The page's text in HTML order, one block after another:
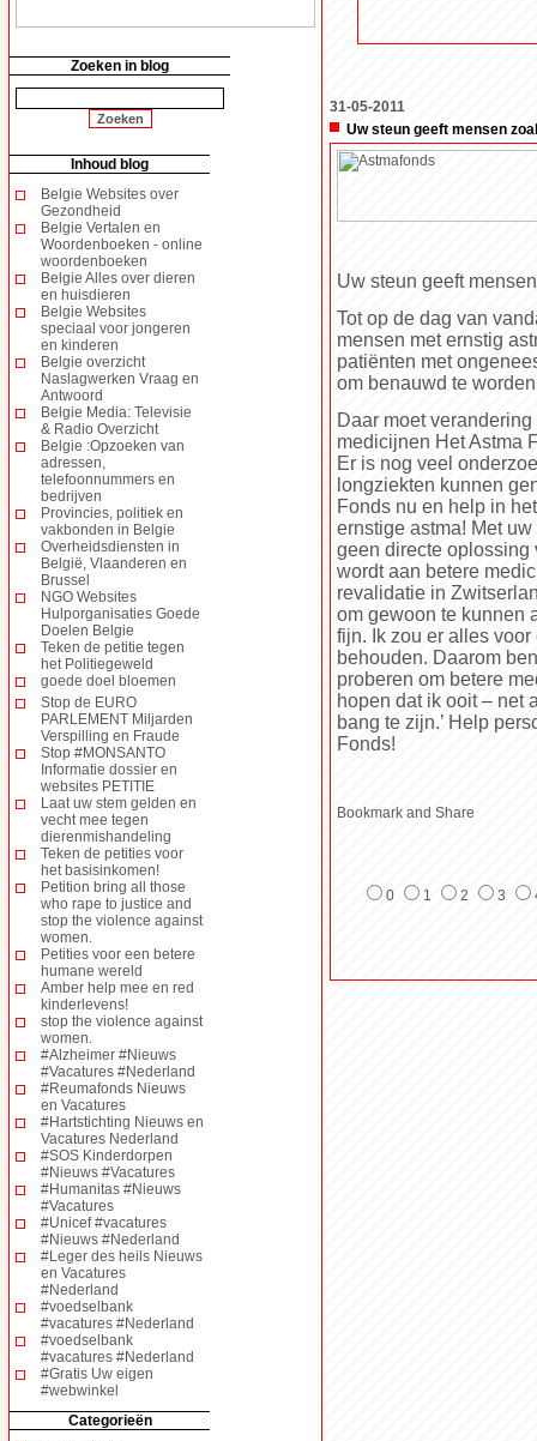
Zoeken in blog
Inhoud blog
Belgie Websites over
Gezondheid
Belgie Vertalen en
Woordenboeken - online
woordenboeken
Belgie Alles over dieren
en huisdieren
Belgie Websites
speciaal voor jongeren
en kinderen
Belgie overzicht
Naslagwerken Vraag en
Antwoord
Belgie Media: Televisie
& Radio Overzicht
Belgie :Opzoeken van
adressen,
telefoonnummers en
bedrijven
Provincies, politiek en
vakbonden in Belgie
Overheidsdiensten in
België, Vlaanderen en
Brussel
NGO Websites
Hulporganisaties Goede
Doelen Belgie
Teken de petitie tegen
het Politiegeweld
goede doel bloemen
Stop de EURO
PARLEMENT Miljarden
Verspilling en Fraude
Stop #MONSANTO
Informatie dossier en
websites PETITIE
Laat uw stem gelden en
vecht mee tegen
dierenmishandeling
Teken de petities voor
het basisinkomen!
Petition bring all those
who rape to justice and
stop the violence against
women.
Petities voor een betere
humane wereld
Amber help mee en red
kinderlevens!
stop the violence against
women.
#Alzheimer #Nieuws
#Vacatures #Nederland
#Reumafonds Nieuws
en Vacatures
#Hartstichting Nieuws en
Vacatures Nederland
#SOS Kinderdorpen
#Nieuws #Vacatures
#Humanitas #Nieuws
#Vacatures
#Unicef #vacatures
#Nieuws #Nederland
#Leger des heils Nieuws
en Vacatures
#Nederland
#voedselbank
#vacatures #Nederland
#voedselbank
#vacatures #Nederland
#Gratis Uw eigen
#webwinkel
Categorieën
31-05-2011
Uw steun geeft mensen
Uw steun geeft
Tot op de dag van
mensen met ernstig
patiënten met
om benauwd te
Daar moet
medicijnen Het Astma
Er is nog veel
longziekten kunnen
Fonds nu en help in
ernstige astma! Met
geen directe oplossing
wordt aan betere
revalidatie in
om gewoon te kunnen
fijn. Ik zou er alles
behouden. Daarom
proberen om betere
hopen dat ik ooit – net
bang te zijn.’ Help
Fonds!
0 1 2 3